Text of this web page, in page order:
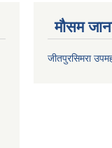
मौसम
जीतपुरसिमरा